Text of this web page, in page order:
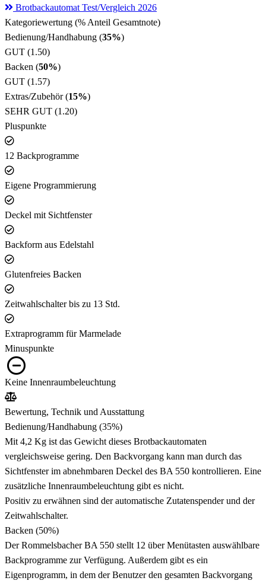
Brotbackautomat Test/Vergleich 2026
Kategoriewertung (% Anteil Gesamtnote)
Bedienung/Handhabung (35%)
GUT (1.50)
Backen (50%)
GUT (1.57)
Extras/Zubehör (15%)
SEHR GUT (1.20)
Pluspunkte
12 Backprogramme
Eigene Programmierung
Deckel mit Sichtfenster
Backform aus Edelstahl
Glutenfreies Backen
Zeitwahlschalter bis zu 13 Std.
Extraprogramm für Marmelade
Minuspunkte
Keine Innenraumbeleuchtung
Bewertung, Technik und Ausstattung
Bedienung/Handhabung (35%)
Mit 4,2 Kg ist das Gewicht dieses Brotbackautomaten
vergleichsweise gering. Den Backvorgang kann man durch das
Sichtfenster im abnehmbaren Deckel des BA 550 kontrollieren. Eine
zusätzliche Innenraumbeleuchtung gibt es nicht.
Positiv zu erwähnen sind der automatische Zutatenspender und der
Zeitwahlschalter.
Backen (50%)
Der Rommelsbacher BA 550 stellt 12 über Menütasten auswählbare
Backprogramme zur Verfügung. Außerdem gibt es ein
Eigenprogramm, in dem der Benutzer den gesamten Backvorgang